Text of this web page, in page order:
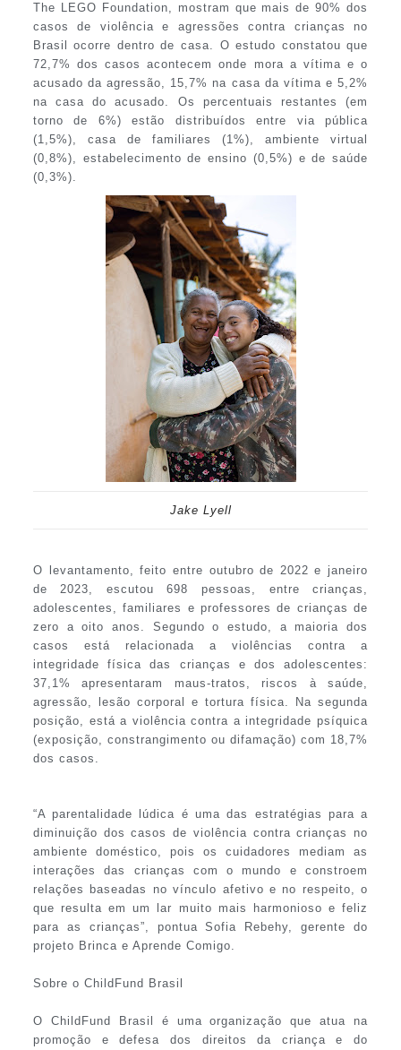
The LEGO Foundation, mostram que mais de 90% dos
casos de violência e agressões contra crianças no
Brasil ocorre dentro de casa. O estudo constatou que
72,7% dos casos acontecem onde mora a vítima e o
acusado da agressão, 15,7% na casa da vítima e 5,2%
na casa do acusado. Os percentuais restantes (em
torno de 6%) estão distribuídos entre via pública
(1,5%), casa de familiares (1%), ambiente virtual
(0,8%), estabelecimento de ensino (0,5%) e de saúde
(0,3%).
Jake Lyell
O levantamento, feito entre outubro de 2022 e janeiro
de 2023, escutou 698 pessoas, entre crianças,
adolescentes, familiares e professores de crianças de
zero a oito anos. Segundo o estudo, a maioria dos
casos está relacionada a violências contra a
integridade física das crianças e dos adolescentes:
37,1% apresentaram maus-tratos, riscos à saúde,
agressão, lesão corporal e tortura física. Na segunda
posição, está a violência contra a integridade psíquica
(exposição, constrangimento ou difamação) com 18,7%
dos casos.
“A parentalidade lúdica é uma das estratégias para a
diminuição dos casos de violência contra crianças no
ambiente doméstico, pois os cuidadores mediam as
interações das crianças com o mundo e constroem
relações baseadas no vínculo afetivo e no respeito, o
que resulta em um lar muito mais harmonioso e feliz
para as crianças”, pontua Sofia Rebehy, gerente do
projeto Brinca e Aprende Comigo.
Sobre o ChildFund Brasil
O ChildFund Brasil é uma organização que atua na
promoção e defesa dos direitos da criança e do